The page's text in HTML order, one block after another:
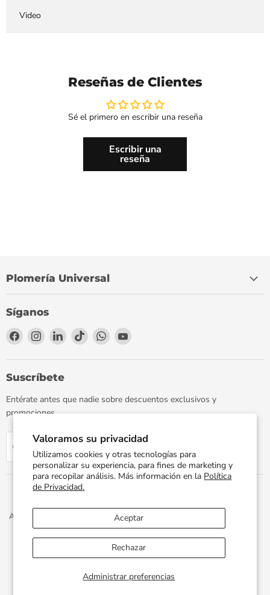
Valoramos su privacidad
Utilizamos cookies y otras tecnologías para
personalizar su experiencia, para fines de marketing y
para recopilar análisis. Más información en la Política
de Privacidad.
Administrar preferencias
Aceptar
Rechazar
Video
Reseñas de Clientes
Sé el primero en escribir una reseña
Escribir una
reseña
Plomería Universal
Síganos
Encuéntrenos
Facebook
Encuéntrenos
Instagram
Encuéntrenos
LinkedIn
Encuéntrenos
TikTok
Encuéntrenos
WhatsApp
Encuéntrenos
YouTube
Suscríbete
Entérate antes que nadie sobre descuentos exclusivos y
promociones.
Correo electrónico
Aviso de Privacidad Términos y Condiciones
Facturación Electrónica
Preguntas Frecuentes
Términos del servicio
Política de reembolso
Propiedad artística © 2026 PLOMERIA UNIVERSAL.
Desarrollado porXphere Tech